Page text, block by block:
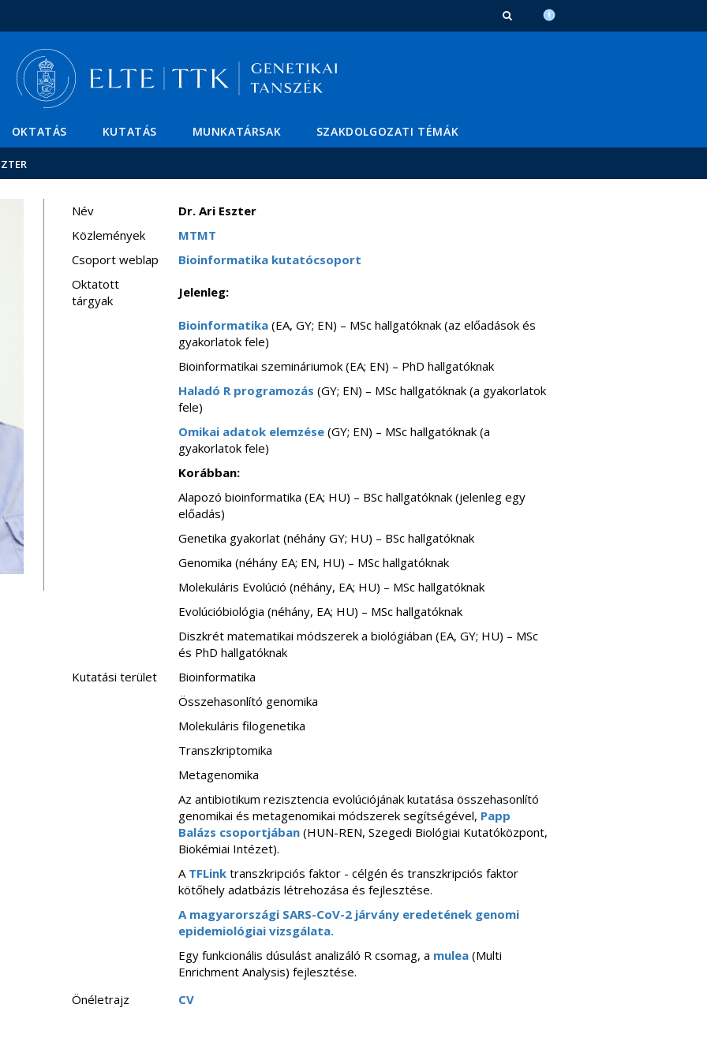
OKTATÁS KUTATÁS MUNKATÁRSAK SZAKDOLGOZATI TÉMÁK
Név
Dr. Ari Eszter
Közlemények
MTMT
Csoport weblap
Bioinformatika kutatócsoport
Oktatott
tárgyak
Jelenleg:
Bioinformatika(EA, GY; EN) – MSc hallgatóknak (az előadások és
gyakorlatok fele)
Bioinformatikai szemináriumok (EA; EN) – PhD hallgatóknak
Haladó R programozás (GY; EN) – MSc hallgatóknak (a gyakorlatok
fele)
Omikai adatok elemzése(GY; EN) – MSc hallgatóknak (a
gyakorlatok fele)
Korábban:
Alapozó bioinformatika (EA; HU) – BSc hallgatóknak (jelenleg egy
előadás)
Genetika gyakorlat (néhány GY; HU) – BSc hallgatóknak
Genomika (néhány EA; EN, HU) – MSc hallgatóknak
Molekuláris Evolúció (néhány, EA; HU) – MSc hallgatóknak
Evolúcióbiológia (néhány, EA; HU) – MSc hallgatóknak
Diszkrét matematikai módszerek a biológiában (EA, GY; HU) – MSc
és PhD hallgatóknak
Kutatási terület
Bioinformatika
Összehasonlító genomika
Molekuláris filogenetika
Transzkriptomika
Metagenomika
Az antibiotikum rezisztencia evolúciójának kutatása összehasonlító
genomikai és metagenomikai módszerek segítségével, Papp
Balázs csoportjában(HUN-REN, Szegedi Biológiai Kutatóközpont,
Biokémiai Intézet).
A TFLinktranszkripciós faktor - célgén és transzkripciós faktor
kötőhely adatbázis létrehozása és fejlesztése.
A magyarországi SARS-CoV-2 járvány eredetének genomi
epidemiológiai vizsgálata.
Egy funkcionális dúsulást analizáló R csomag, a mulea(Multi
Enrichment Analysis) fejlesztése.
Önéletrajz
CV